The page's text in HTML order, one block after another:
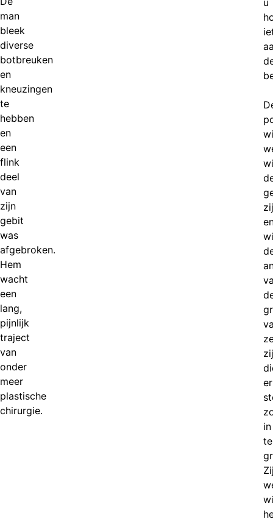
man
bleek
diverse
botbreuken
en
kneuzingen
te
hebben
en
een
flink
deel
van
zijn
gebit
was
afgebroken.
Hem
wacht
een
lang,
pijnlijk
traject
van
onder
meer
plastische
chirurgie.
u
in
te